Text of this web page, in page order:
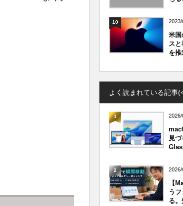
10
米国
ス
を推
よく読まれている記事(
1
見
2
【
う
る